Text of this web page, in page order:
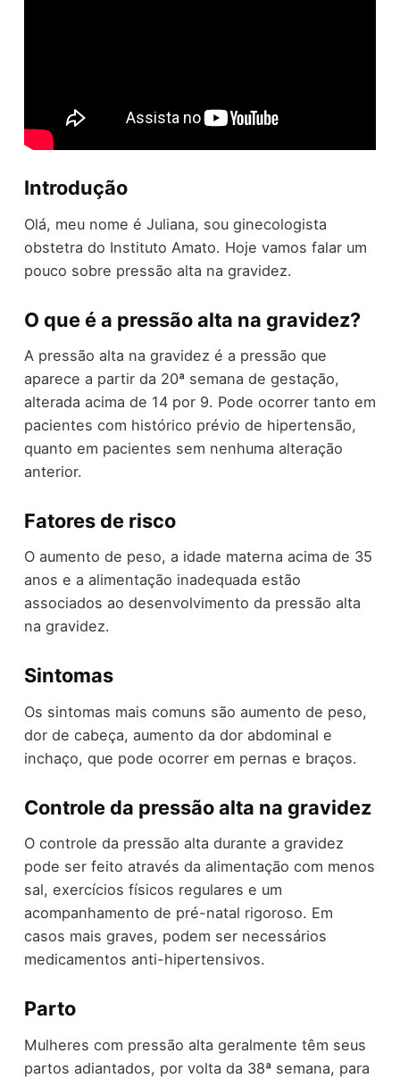
Introdução
Olá, meu nome é Juliana, sou ginecologista
obstetra do Instituto Amato. Hoje vamos falar um
pouco sobre pressão alta na gravidez.
O que é a pressão alta na gravidez?
A pressão alta na gravidez é a pressão que
aparece a partir da 20ª semana de gestação,
alterada acima de 14 por 9. Pode ocorrer tanto em
pacientes com histórico prévio de hipertensão,
quanto em pacientes sem nenhuma alteração
anterior.
Fatores de risco
O aumento de peso, a idade materna acima de 35
anos e a alimentação inadequada estão
associados ao desenvolvimento da pressão alta
na gravidez.
Sintomas
Os sintomas mais comuns são aumento de peso,
dor de cabeça, aumento da dor abdominal e
inchaço, que pode ocorrer em pernas e braços.
Controle da pressão alta na gravidez
O controle da pressão alta durante a gravidez
pode ser feito através da alimentação com menos
sal, exercícios físicos regulares e um
acompanhamento de pré-natal rigoroso. Em
casos mais graves, podem ser necessários
medicamentos anti-hipertensivos.
Parto
Mulheres com pressão alta geralmente têm seus
partos adiantados, por volta da 38ª semana, para